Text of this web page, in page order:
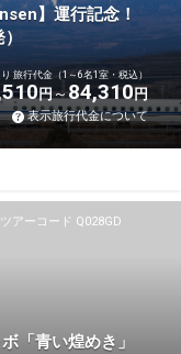
】運行記念！
旅行代金（1～6名1室・税込）
円 84,310円
表示旅行代金について
ツアーコード Q028GD
「青い煌めき」